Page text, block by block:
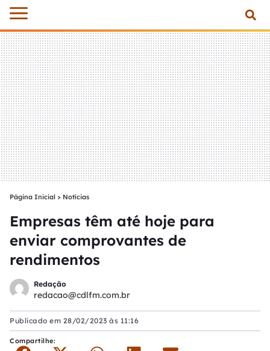
Página Inicial > Notícias
Empresas têm até hoje para
enviar comprovantes de
rendimentos
Redação
redacao@cdlfm.com.br
Publicado em 28/02/2023 às 11:16
Compartilhe: